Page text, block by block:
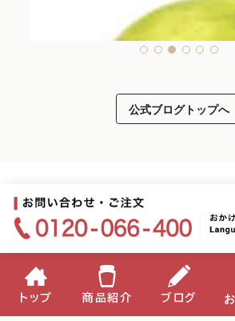
公式ブログトップへ
トップ 商品紹介 ブログ